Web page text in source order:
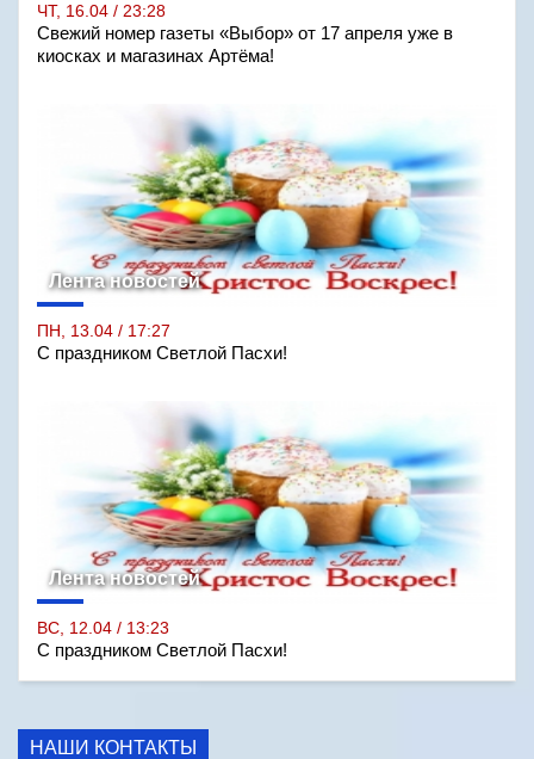
ЧТ, 16.04 / 23:28
Свежий номер газеты «Выбор» от 17 апреля уже в
киосках и магазинах Артёма!
Лента новостей
ПН, 13.04 / 17:27
С праздником Светлой Пасхи!
Лента новостей
ВС, 12.04 / 13:23
С праздником Светлой Пасхи!
НАШИ КОНТАКТЫ